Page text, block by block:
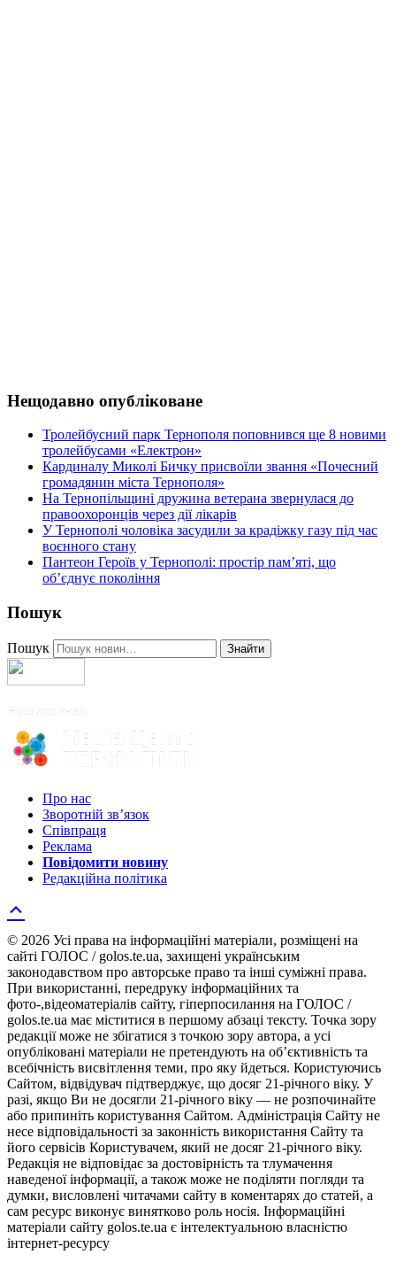
Нещодавно опубліковане
Тролейбусний парк Тернополя поповнився ще 8 новими
тролейбусами «Електрон»
Кардиналу Миколі Бичку присвоїли звання «Почесний
громадянин міста Тернополя»
На Тернопільщині дружина ветерана звернулася до
правоохоронців через дії лікарів
У Тернополі чоловіка засудили за крадіжку газу під час
воєнного стану
Пантеон Героїв у Тернополі: простір пам’яті, що
об’єднує покоління
Пошук
Пошук Знайти
Про нас
Зворотній зв’язок
Співпраця
Реклама
Повідомити новину
Редакційна політика
© 2026 Усі права на інформаційні матеріали, розміщені на
сайті ГОЛОС / golos.te.ua, захищені українським
законодавством про авторське право та інші суміжні права.
При використанні, передруку інформаційних та
фото-,відеоматеріалів сайту, гіперпосилання на ГОЛОС /
golos.te.ua має міститися в першому абзаці тексту. Точка зору
редакції може не збігатися з точкою зору автора, а усі
опубліковані матеріали не претендують на об’єктивність та
всебічність висвітлення теми, про яку йдеться. Користуючись
Сайтом, відвідувач підтверджує, що досяг 21-річного віку. У
разі, якщо Ви не досягли 21-річного віку — не розпочинайте
або припиніть користування Сайтом. Адміністрація Сайту не
несе відповідальності за законність використання Сайту та
його сервісів Користувачем, який не досяг 21-річного віку.
Редакція не відповідає за достовірність та тлумачення
наведеної інформації, а також може не поділяти погляди та
думки, висловлені читачами сайту в коментарях до статей, а
сам ресурс виконує винятково роль носія. Інформаційні
матеріали сайту golos.te.ua є інтелектуальною власністю
інтернет-ресурсу